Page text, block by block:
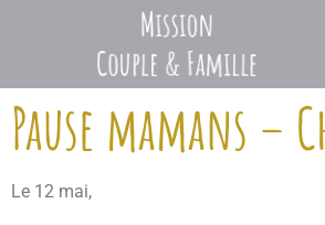
Pause mamans –
Le 12 mai,